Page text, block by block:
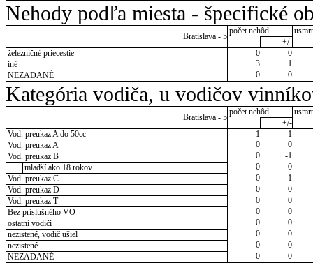
Nehody podľa miesta - špecifické
Bratislava - 5
počet nehôd
+/-
železničné priecestie
0
0
iné
3
1
NEZADANÉ
0 0
Kategória vodiča, u vodičov
Bratislava - 5
počet nehôd
+/-
Vod. preukaz A do 50cc
1
1
Vod. preukaz A
0
0
Vod. preukaz B
0
-1
mladší ako 18 rokov
0
0
Vod. preukaz C
0
-1
Vod. preukaz D
0
0
Vod. preukaz T
0
0
Bez príslušného VO
0
0
ostatní vodiči
0
0
nezistené, vodič ušiel
0
0
nezistené
0
0
NEZADANÉ
0 0